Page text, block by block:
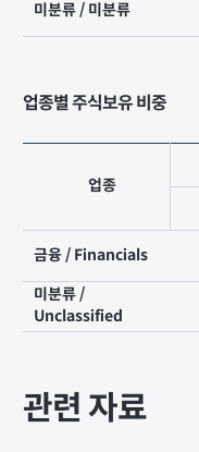
미분류 / 미분류
업종별 주식보유 비중
업종
금융 / Financials
미분류 /
Unclassified
관련 자료